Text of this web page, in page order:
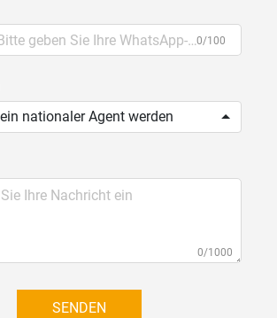
0/100
nationaler Agent werden
0/1000
SENDEN